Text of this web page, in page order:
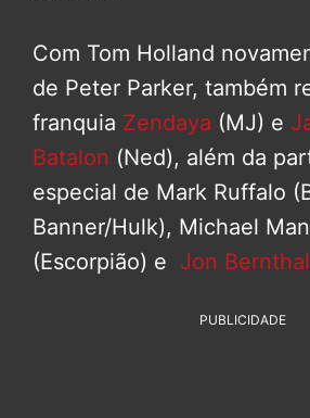
Com Tom Holland
de Peter Parker, também
franquia Zendaya (MJ) e
Batalon (Ned), além da
especial de Mark Ruffalo
Banner/Hulk), Michael
(Escorpião) e Jon Bernthal
PUBLICIDADE